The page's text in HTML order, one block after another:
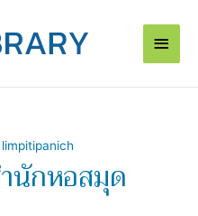
Main
นักหอสมุด